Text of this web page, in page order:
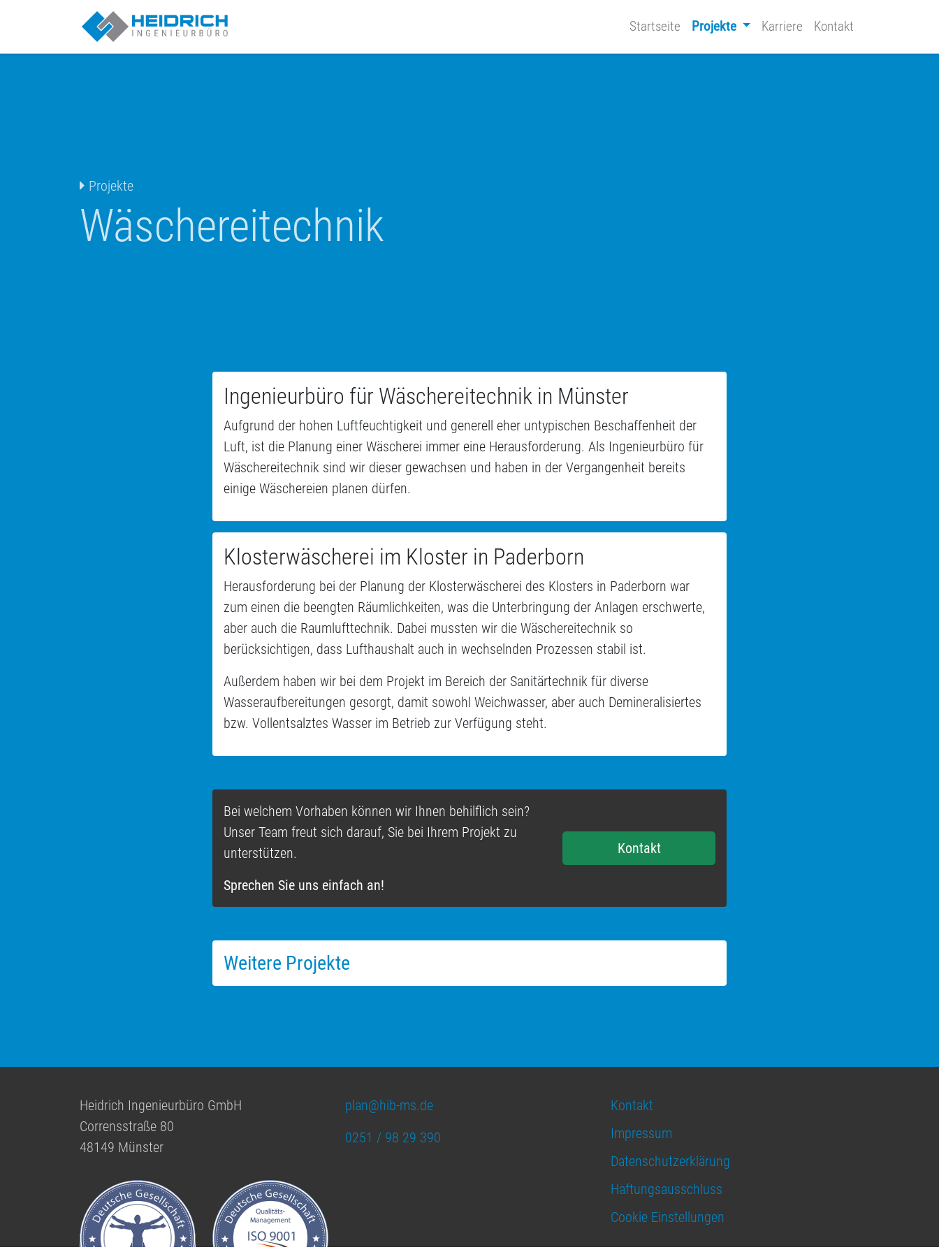
Startseite Projekte Karriere Kontakt
Projekte
Wäschereitechnik
Ingenieurbüro für Wäschereitechnik in Münster
Aufgrund der hohen Luftfeuchtigkeit und generell eher untypischen Beschaffenheit der
Luft, ist die Planung einer Wäscherei immer eine Herausforderung. Als Ingenieurbüro für
Wäschereitechnik sind wir dieser gewachsen und haben in der Vergangenheit bereits
einige Wäschereien planen dürfen.
Klosterwäscherei im Kloster in Paderborn
Herausforderung bei der Planung der Klosterwäscherei des Klosters in Paderborn war
zum einen die beengten Räumlichkeiten, was die Unterbringung der Anlagen erschwerte,
aber auch die Raumlufttechnik. Dabei mussten wir die Wäschereitechnik so
berücksichtigen, dass Lufthaushalt auch in wechselnden Prozessen stabil ist.
Außerdem haben wir bei dem Projekt im Bereich der Sanitärtechnik für diverse
Wasseraufbereitungen gesorgt, damit sowohl Weichwasser, aber auch Demineralisiertes
bzw. Vollentsalztes Wasser im Betrieb zur Verfügung steht.
Bei welchem Vorhaben können wir Ihnen behilflich sein?
Unser Team freut sich darauf, Sie bei Ihrem Projekt zu
unterstützen.
Sprechen Sie uns einfach an!
Kontakt
Weitere Projekte
Heidrich Ingenieurbüro GmbH
Corrensstraße 80
48149 Münster
plan@hib-ms.de
0251 / 98 29 390
Kontakt
Impressum
Datenschutzerklärung
Haftungsausschluss
Cookie Einstellungen